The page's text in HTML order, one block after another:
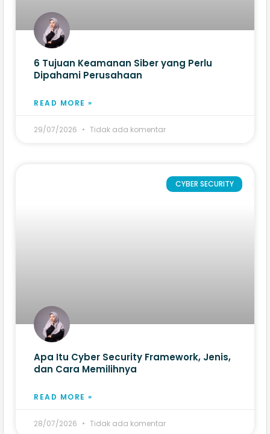
6 Tujuan Keamanan Siber yang Perlu
Dipahami Perusahaan
READ MORE »
29/07/2026 Tidak ada komentar
CYBER SECURITY
Apa Itu Cyber Security Framework, Jenis,
dan Cara Memilihnya
READ MORE »
28/07/2026 Tidak ada komentar